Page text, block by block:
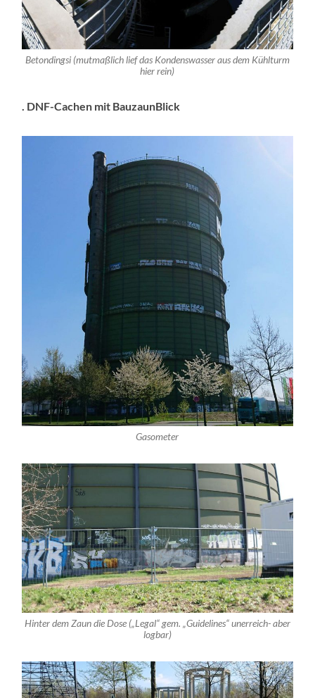
Betondingsi (mutmaßlich lief das Kondenswasser aus dem Kühlturm
hier rein)
. DNF-Cachen mit BauzaunBlick
Gasometer
Hinter dem Zaun die Dose („Legal“ gem. „Guidelines“ unerreich- aber
logbar)